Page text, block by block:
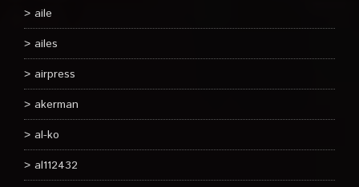
aile
ailes
airpress
akerman
al-ko
al112432